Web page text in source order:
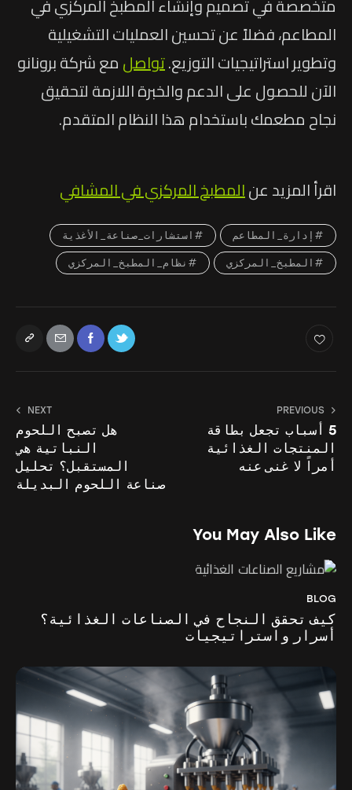
متخصصة في تصميم وإنشاء المطبخ المركزي في
المطاعم، فضلاً عن تحسين العمليات التشغيلية
وتطوير استراتيجيات التوزيع.تواصلمع شركة برونانو
الآن للحصول على الدعم والخبرة اللازمة لتحقيق
نجاح مطعمك باستخدام هذا النظام المتقدم.
اقرأ المزيد عنالمطبخ المركزي في المشافي
#إدارة_المطاعم #استشارات_صناعة_الأغذية
#المطبخ_المركزي #نظام_المطبخ_المركزي
PREVIOUS
5 أسباب تجعل بطاقة
المنتجات الغذائية
أمراً لا غنى عنه
NEXT
هل تصبح اللحوم
النباتية هي
المستقبل؟ تحليل
صناعة اللحوم البديلة
You May Also Like
BLOG
كيف تحقق النجاح في الصناعات الغذائية؟
أسرار واستراتيجيات